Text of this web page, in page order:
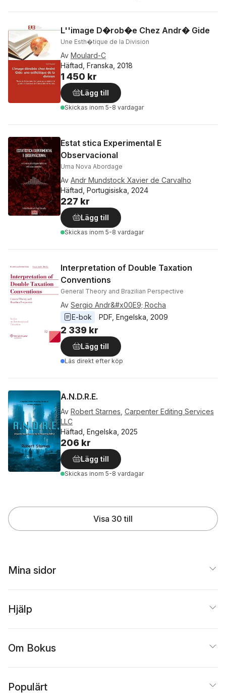
L''image D�rob�e Chez Andr� Gide
Une Esth�tique de la Division
Av Moulard-C
Häftad, Franska, 2018
1 450 kr
Lägg till
Skickas inom 5-8 vardagar
Estat stica Experimental E
Observacional
Uma Nova Abordage
Av Andr Mundstock Xavier de Carvalho
Häftad, Portugisiska, 2024
227 kr
Lägg till
Skickas inom 5-8 vardagar
Interpretation of Double Taxation
Conventions
General Theory and Brazilian Perspective
Av Sergio Andr&#x00E9; Rocha
E-bok
PDF Engelska 2009
2 339 kr
Lägg till
Läs direkt efter köp
A.N.D.R.E.
Av Robert Starnes Carpenter Editing Services
LLC
Häftad, Engelska, 2025
206 kr
Lägg till
Skickas inom 5-8 vardagar
Visa 30 till
Mina sidor
Hjälp
Om Bokus
Populärt